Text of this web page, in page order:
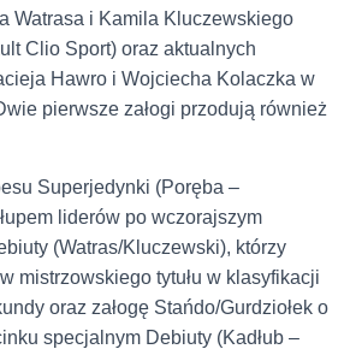
Watrasa i Kamila Kluczewskiego
Clio Sport) oraz aktualnych
Hawro i Wojciecha Kolaczka w
pierwsze załogi przodują również
Superjedynki (Poręba –
liderów po wczorajszym
(Watras/Kluczewski), którzy
mistrzowskiego tytułu w klasyfikacji
oraz załogę Stańdo/Gurdziołek o
specjalnym Debiuty (Kadłub –